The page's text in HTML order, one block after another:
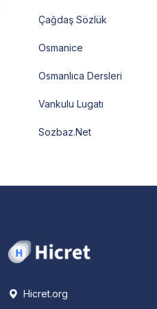
Çağdaş Sözlük
Osmanice
Osmanlıca Dersleri
Vankulu Lugatı
Sozbaz.Net
Hicret.org